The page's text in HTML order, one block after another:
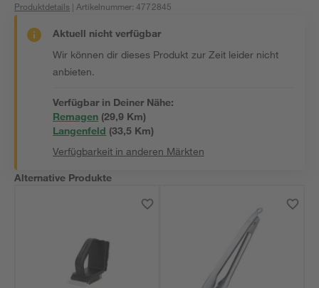
Produktdetails | Artikelnummer:4772845
Aktuell nicht verfügbar
Wir können dir dieses Produkt zur Zeit leider nicht
anbieten.
Verfügbar in Deiner Nähe:
Remagen (29,9 Km)
Langenfeld (33,5 Km)
Verfügbarkeit in anderen Märkten
Alternative Produkte